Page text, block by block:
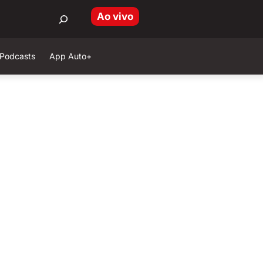
Ao vivo
App Auto+